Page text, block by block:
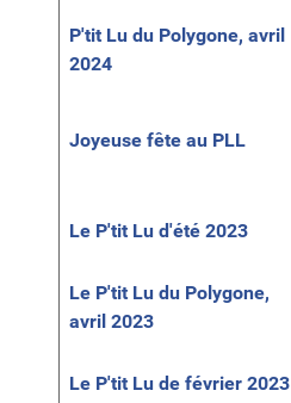
P'tit Lu du Polygone, avril
2024
Joyeuse fête au PLL
Le P'tit Lu d'été 2023
Le P'tit Lu du Polygone,
avril 2023
Le P'tit Lu de février 2023